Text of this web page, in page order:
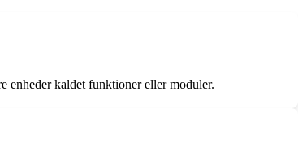
enheder kaldet funktioner eller moduler.